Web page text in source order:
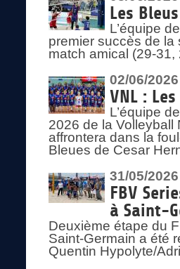
Les
L’équipe
premier succès de la
match amical (29-
02/06/2026
VNL :
L’équipe
2026 de la
affrontera dans la
Bleues de Cesar
31/05/2026
FBV
à Saint-
Deuxième étape du
Saint-Germain a été
Quentin Hypolyte/